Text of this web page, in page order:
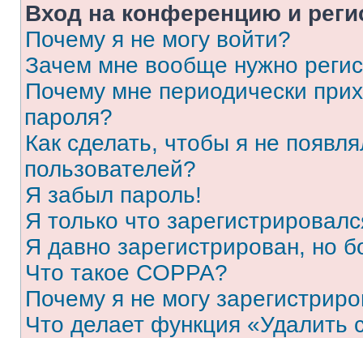
Вход на конференцию и
Почему я не могу войти?
Зачем мне вообще нужно
Почему мне периодически
пароля?
Как сделать, чтобы я не
пользователей?
Я забыл пароль!
Я только что
Я давно зарегистрирован, но
Что такое COPPA?
Почему я не могу
Что делает функция «Удалить